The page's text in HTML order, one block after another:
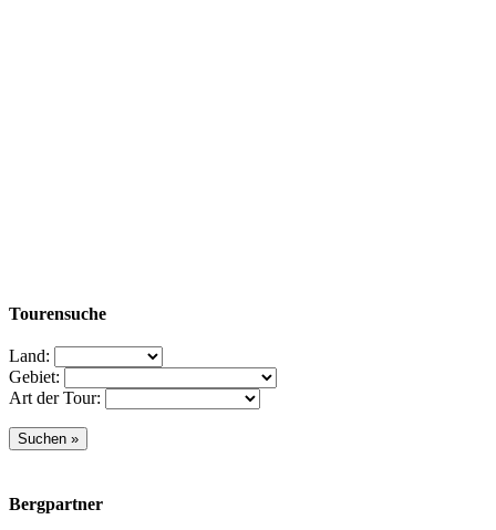
Tourensuche
Land:
Gebiet:
Art der Tour:
Bergpartner